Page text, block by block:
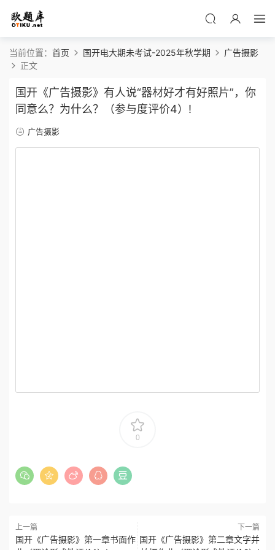
当前位置： 首页 国开电大期未考试-2025年秋学期
广告摄影
正文
国开《广告摄影》有人说“器材好才有好照片”，你
同意么？为什么？（参与度评价4）!
广告摄影
0
上一篇
国开《广告摄影》第一章书面作
下一篇
国开《广告摄影》第二章文字并